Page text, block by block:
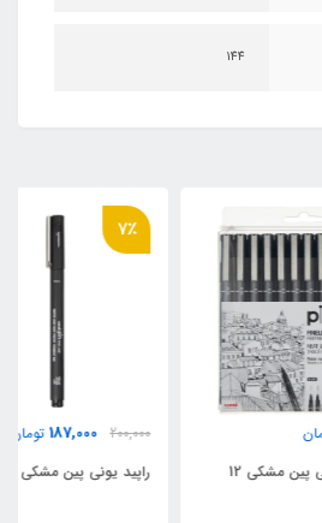
144
7٪
187,000 تومان
راپید یونی پین مشکی 0.6